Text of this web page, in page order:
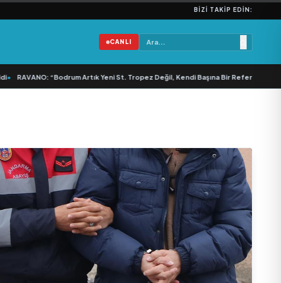
BIZI TAKIP EDIN:
CANLI
RAVANO: “Bodrum Artık Yeni St. Tropez Değil, Kendi Başına Bir Referans”